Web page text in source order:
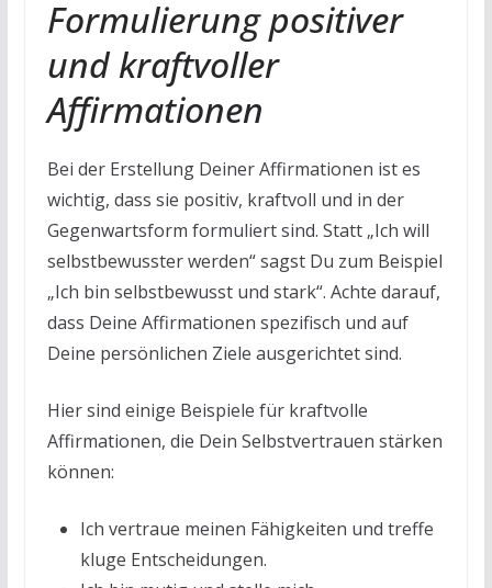
Formulierung positiver
und kraftvoller
Affirmationen
Bei der Erstellung Deiner Affirmationen ist es
wichtig, dass sie positiv, kraftvoll und in der
Gegenwartsform formuliert sind. Statt „Ich will
selbstbewusster werden“ sagst Du zum Beispiel
„Ich bin selbstbewusst und stark“. Achte darauf,
dass Deine Affirmationen spezifisch und auf
Deine persönlichen Ziele ausgerichtet sind.
Hier sind einige Beispiele für kraftvolle
Affirmationen, die Dein Selbstvertrauen stärken
können:
Ich vertraue meinen Fähigkeiten und treffe
kluge Entscheidungen.